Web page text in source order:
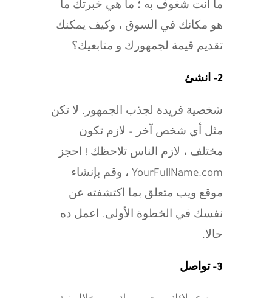
ما أنت شغوف به ؛ ما هي خبرتك ما
هو مكانك في السوق ، وكيف يمكنك
تقديم قيمة لجمهورك و متابعيك؟
2- انشئ
شخصية فريدة لجذب الجمهور. لا تكن
مثل أي شخص آخر – لازم تكون
مختلف ، لازم الناس تلاحظك ! احجز
YourFullName.com ، وقم بإنشاء
موقع ويب متعلق بما اكتشفته عن
نفسك في الخطوة الأولى. اعمل ده
حالا.
3- تواصل